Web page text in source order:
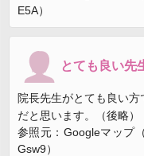
E5A）
とても良い先
院長先生がとても良い
だと思います。（後略）
参照元：Googleマップ
Gsw9）